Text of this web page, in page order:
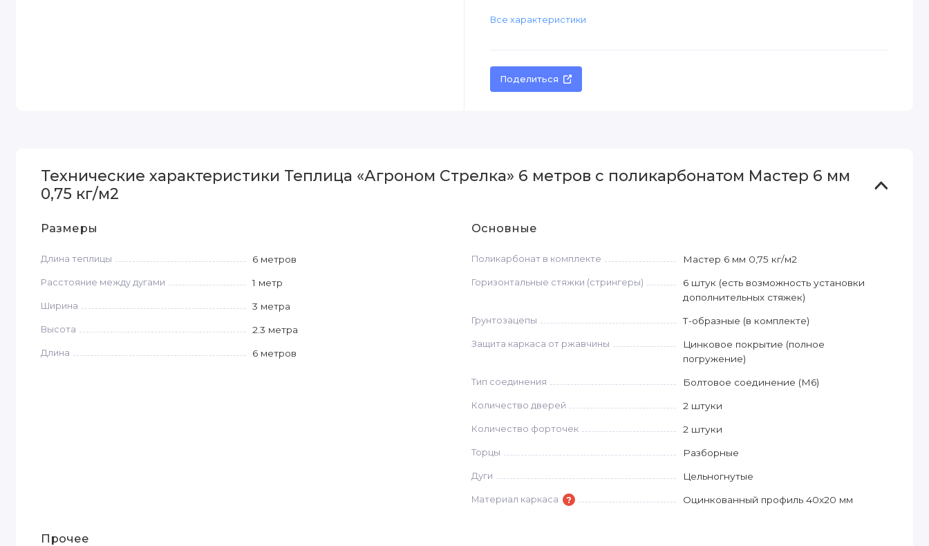
Все характеристики
Поделиться
Технические характеристики Теплица «Агроном Стрелка» 6 метров с поликарбонатом Мастер 6 мм
0,75 кг/м2
Размеры
Длина теплицы 6 метров
Расстояние между дугами 1 метр
Ширина 3 метра
Высота 2.3 метра
Длина 6 метров
Основные
Поликарбонат в комплекте Мастер 6 мм 0,75 кг/м2
Горизонтальные стяжки (стрингеры)
6 штук (есть возможность установки
дополнительных стяжек)
Грунтозацепы Т-образные (в комплекте)
Защита каркаса от ржавчины
Цинковое покрытие (полное
погружение)
Тип соединения Болтовое соединение (М6)
Количество дверей 2 штуки
Количество форточек 2 штуки
Торцы Разборные
Дуги Цельногнутые
Материал каркаса ? Оцинкованный профиль 40х20 мм
Прочее